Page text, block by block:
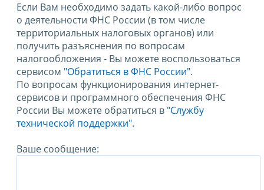
Если Вам необходимо задать какой-либо вопрос
о деятельности ФНС России (в том числе
территориальных налоговых органов) или
получить разъяснения по вопросам
налогообложения - Вы можете воспользоваться
сервисом "Обратиться в ФНС России".
По вопросам функционирования интернет-
сервисов и программного обеспечения ФНС
России Вы можете обратиться в "Службу
технической поддержки".
Ваше сообщение: